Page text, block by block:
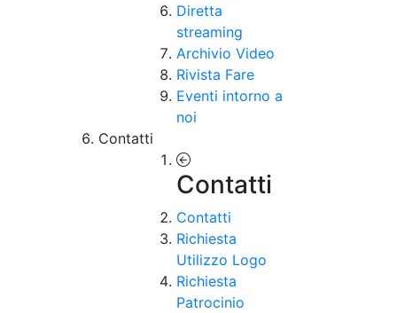
Diretta
streaming
Archivio Video
Rivista Fare
Eventi intorno a
noi
Contatti
Contatti
Contatti
Richiesta
Utilizzo Logo
Richiesta
Patrocinio